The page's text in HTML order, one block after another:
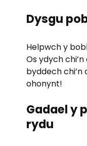
Dysgu
Helpwch y
Os ydych
byddech chi’n
ohonynt!
Gadael y
rydu